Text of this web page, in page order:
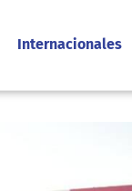
Internacionales